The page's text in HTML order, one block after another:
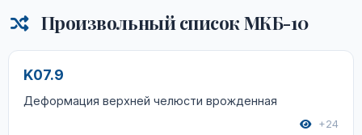
Произвольный список МКБ-10
K07.9
Деформация верхней челюсти врожденная
+24